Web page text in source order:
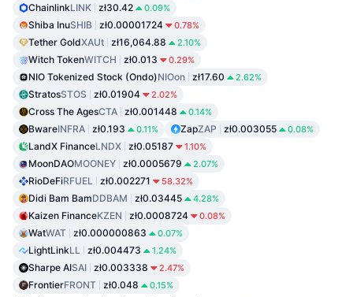
ChainlinkLINK zł30.42 0.09%
Shiba InuSHIB zł0.00001724 0.78%
Tether GoldXAUt zł16,064.88 2.10%
Witch TokenWITCH zł0.013 0.29%
NIO Tokenized Stock (Ondo)NIOon zł17.60 2.62%
StratosSTOS zł0.01904 2.02%
Cross The AgesCTA zł0.001448 0.14%
BwareINFRA zł0.193 0.11% ZapZAP zł0.003055 0.08%
LandX FinanceLNDX zł0.05187 1.10%
MoonDAOMOONEY zł0.0005679 2.07%
RioDeFiRFUEL zł0.002271 58.32%
Didi Bam BamDDBAM zł0.03445 4.28%
Kaizen FinanceKZEN zł0.0008724 0.08%
WatWAT zł0.000000863 0.07%
LightLinkLL zł0.004473 1.24%
Sharpe AISAI zł0.003338 2.47%
FrontierFRONT zł0.048 0.15%